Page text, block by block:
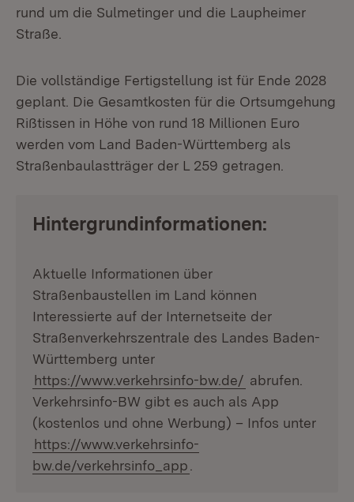
rund um die Sulmetinger und die Laupheimer
Straße.
Die vollständige Fertigstellung ist für Ende 2028
geplant. Die Gesamtkosten für die Ortsumgehung
Rißtissen in Höhe von rund 18 Millionen Euro
werden vom Land Baden-Württemberg als
Straßenbaulastträger der L 259 getragen.
Hintergrundinformationen:
Aktuelle Informationen über
Straßenbaustellen im Land können
Interessierte auf der Internetseite der
Straßenverkehrszentrale des Landes Baden-
Württemberg unter
https://www.verkehrsinfo-bw.de/ abrufen.
Verkehrsinfo-BW gibt es auch als App
(kostenlos und ohne Werbung) – Infos unter
https://www.verkehrsinfo-
bw.de/verkehrsinfo_app